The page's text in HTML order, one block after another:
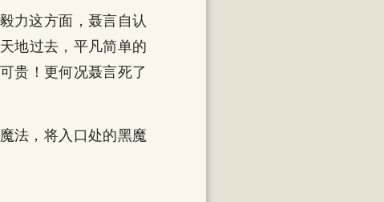
力这方面，聂言自认
地过去，平凡简单的
贵！更何况聂言死了
法，将入口处的黑魔